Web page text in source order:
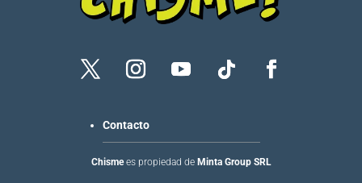
Contacto
Chismees propiedad de Minta Group SRL